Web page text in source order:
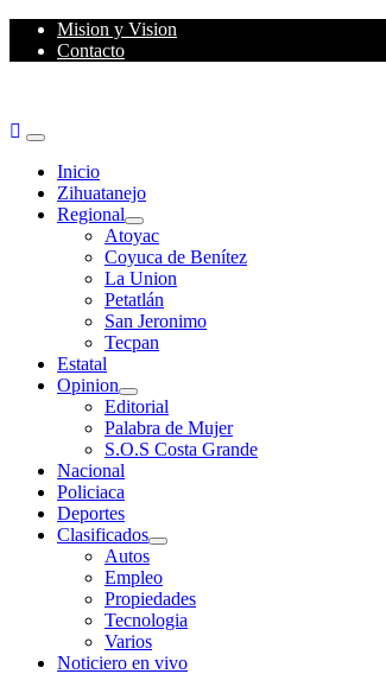
Skip
Mision y Vision
Contacto
Primary
MenuInicio
Zihuatanejo
Regional
Atoyac
Coyuca de Benítez
La Union
Petatlán
San Jeronimo
Tecpan
Estatal
Opinion
Editorial
Palabra de Mujer
S.O.S Costa Grande
Nacional
Policiaca
Deportes
Clasificados
Autos
Empleo
Propiedades
Tecnologia
Varios
Noticiero en vivo